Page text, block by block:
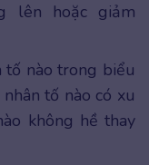
lên hoặc giảm
tố nào trong biểu
tố nào có xu
không hề thay